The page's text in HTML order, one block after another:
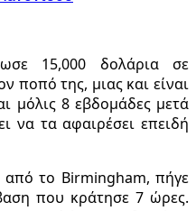
15,000 δολάρια σε
ποπό της, μιας και είναι
μόλις 8 εβδομάδες μετά
να τα αφαιρέσει επειδή
από το Birmingham, πήγε
που κράτησε 7 ώρες.